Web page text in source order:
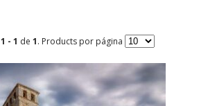
1 - 1 de 1. Products por página